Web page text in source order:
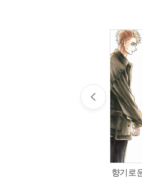
향기로